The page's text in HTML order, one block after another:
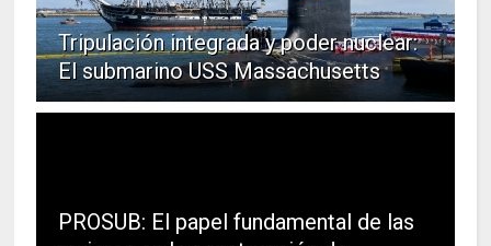
Tripulación integrada y poder nuclear:
El submarino USS Massachusetts
PROSUB: El papel fundamental de las